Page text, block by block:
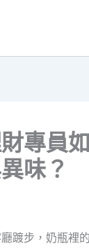
專員
味？
踱步，奶瓶裡